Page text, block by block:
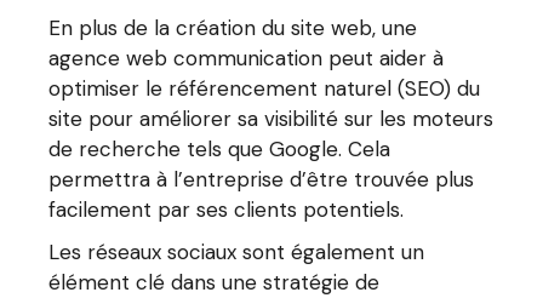
En plus de la création du site web, une
agence web communication peut aider à
optimiser le référencement naturel (SEO) du
site pour améliorer sa visibilité sur les moteurs
de recherche tels que Google. Cela
permettra à l’entreprise d’être trouvée plus
facilement par ses clients potentiels.
Les réseaux sociaux sont également un
élément clé dans une stratégie de